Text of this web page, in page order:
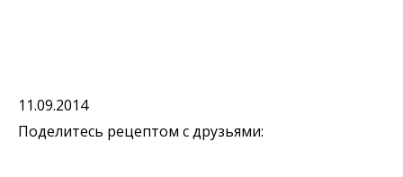
11.09.2014
Поделитесь рецептом с друзьями: